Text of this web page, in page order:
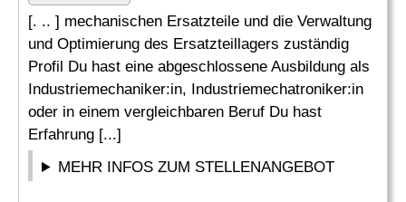
[. .. ] mechanischen Ersatzteile und die Verwaltung
und Optimierung des Ersatzteillagers zuständig
Profil Du hast eine abgeschlossene Ausbildung als
Industriemechaniker:in, Industriemechatroniker:in
oder in einem vergleichbaren Beruf Du hast
Erfahrung [...]
MEHR INFOS ZUM STELLENANGEBOT